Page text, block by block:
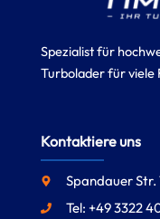
Spezialist für
Turbolader für viele
Kontaktiere uns
Spandauer Str.
Tel: +49 3322